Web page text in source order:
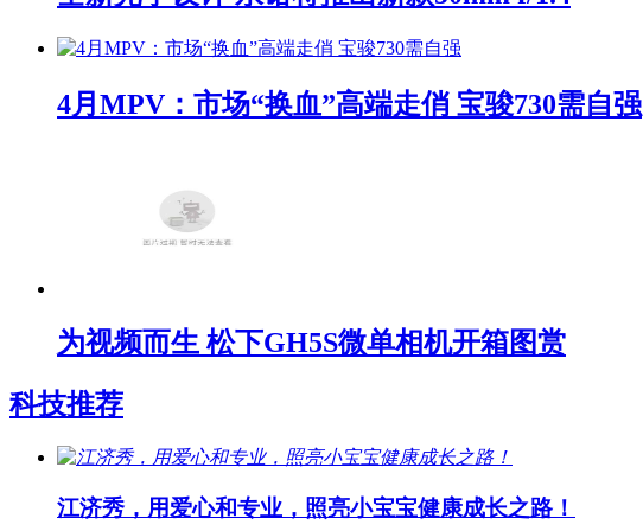
4月MPV：市场“换血”高端走俏 宝骏730需自强
为视频而生 松下GH5S微单相机开箱图赏
科技推荐
江济秀，用爱心和专业，照亮小宝宝健康成长之路！